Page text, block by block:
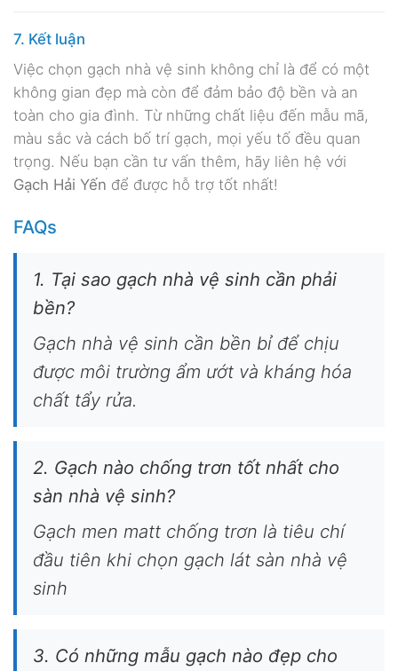
7. Kết luận
Việc chọn gạch nhà vệ sinh không chỉ là để có một
không gian đẹp mà còn để đảm bảo độ bền và an
toàn cho gia đình. Từ những chất liệu đến mẫu mã,
màu sắc và cách bố trí gạch, mọi yếu tố đều quan
trọng. Nếu bạn cần tư vấn thêm, hãy liên hệ với
Gạch Hải Yến để được hỗ trợ tốt nhất!
FAQs
1. Tại sao gạch nhà vệ sinh cần phải
bền?
Gạch nhà vệ sinh cần bền bỉ để chịu
được môi trường ẩm ướt và kháng hóa
chất tẩy rửa.
2. Gạch nào chống trơn tốt nhất cho
sàn nhà vệ sinh?
Gạch men matt chống trơn là tiêu chí
đầu tiên khi chọn gạch lát sàn nhà vệ
sinh
3. Có những mẫu gạch nào đẹp cho